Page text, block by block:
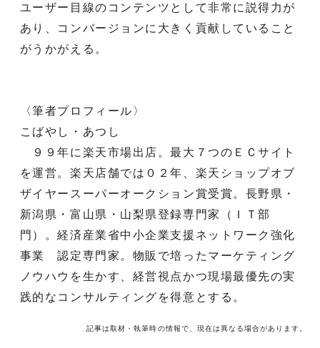
ユーザー目線のコンテンツとして非常に説得力が
あり、コンバージョンに大きく貢献していること
がうかがえる。
〈筆者プロフィール〉
こばやし・あつし
９９年に楽天市場出店。最大７つのＥＣサイト
を運営。楽天店舗では０２年、楽天ショップオブ
ザイヤースーパーオークション賞受賞。長野県・
新潟県・富山県・山梨県登録専門家（ＩＴ部
門）。経済産業省中小企業支援ネットワーク強化
事業 認定専門家。物販で培ったマーケティング
ノウハウを生かす、経営視点かつ現場最優先の実
践的なコンサルティングを得意とする。
記事は取材・執筆時の情報で、現在は異なる場合があります。